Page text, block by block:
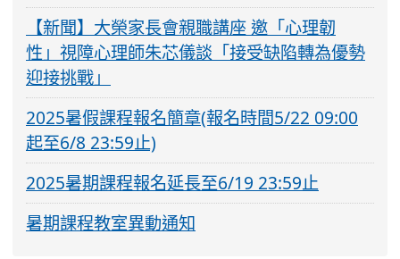
【新聞】大榮家長會親職講座 邀「心理韌
性」視障心理師朱芯儀談「接受缺陷轉為優勢
迎接挑戰」
2025暑假課程報名簡章(報名時間5/22 09:00
起至6/8 23:59止)
2025暑期課程報名延長至6/19 23:59止
暑期課程教室異動通知